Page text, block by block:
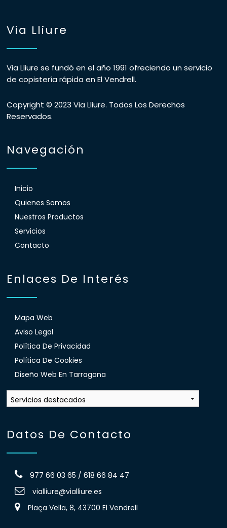
Via Lliure
Via Lliure se fundó en el año 1991 ofreciendo un servicio
de copistería rápida en El Vendrell.
Copyright © 2023 Via Lliure. Todos Los Derechos
Reservados.
Navegación
Inicio
Quienes Somos
Nuestros Productos
Servicios
Contacto
Enlaces De Interés
Mapa Web
Aviso Legal
Política De Privacidad
Política De Cookies
Diseño Web En Tarragona
Datos De Contacto
977 66 03 65 / 618 66 84 47
vialliure@vialliure.es
Plaça Vella, 8, 43700 El Vendrell